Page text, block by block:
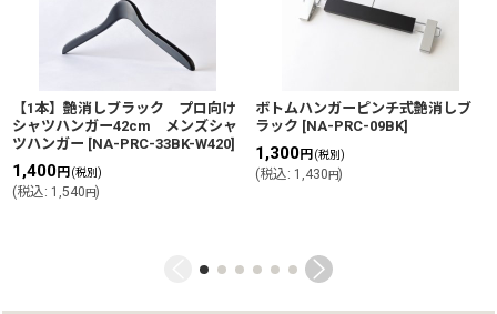
【1本】艶消しブラック プロ向け
シャツハンガー42cm メンズシャ
ツハンガー [NA-PRC-33BK-W420]
1,400円 (税別)
(税込: 1,540円)
ボトムハンガーピンチ式艶消しブ
ラック [NA-PRC-09BK]
1,300円 (税別)
(税込: 1,430円)